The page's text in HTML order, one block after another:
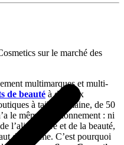
sur le marché des
multimarques et multi-
de beauté à des prix
à taille humaine, de 50
le même positionnement : ni
l’alimentaire et de la beauté,
de gamme. C’est pourquoi